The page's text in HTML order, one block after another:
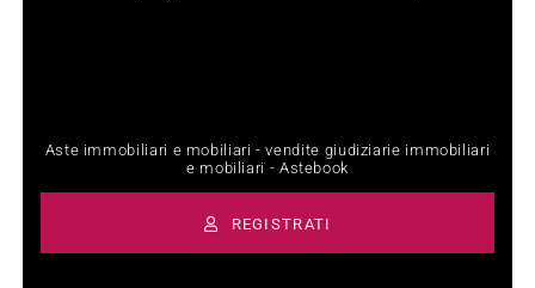
Aste immobiliari e mobiliari - vendite giudiziarie immobiliari
e mobiliari - Astebook
REGISTRATI